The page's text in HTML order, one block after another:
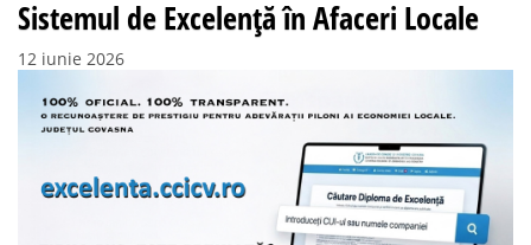
Sistemul de Excelență în Afaceri Locale
12 iunie 2026